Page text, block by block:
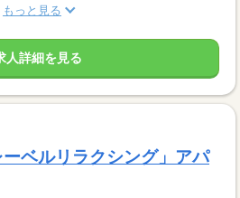
もっと見る
人詳細を見る
ベルリラクシング」アパ